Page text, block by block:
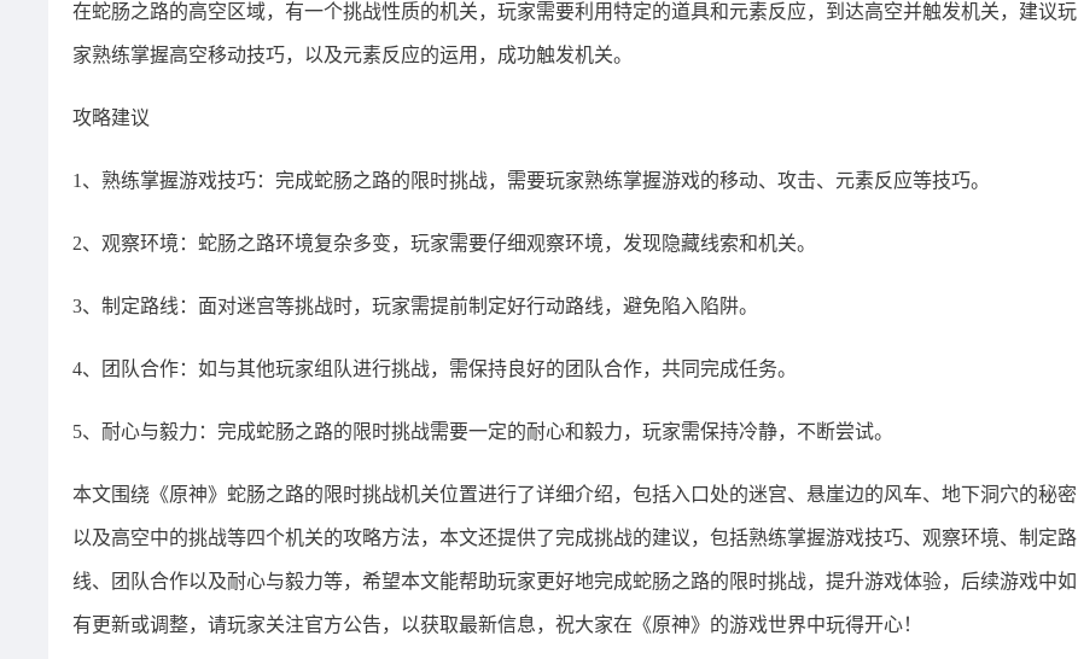
在蛇肠之路的高空区域，有一个挑战性质的机关，玩家需要利用特定的道具和元素反应，到达高空并触发机关，建议玩
家熟练掌握高空移动技巧，以及元素反应的运用，成功触发机关。
攻略建议
1、熟练掌握游戏技巧：完成蛇肠之路的限时挑战，需要玩家熟练掌握游戏的移动、攻击、元素反应等技巧。
2、观察环境：蛇肠之路环境复杂多变，玩家需要仔细观察环境，发现隐藏线索和机关。
3、制定路线：面对迷宫等挑战时，玩家需提前制定好行动路线，避免陷入陷阱。
4、团队合作：如与其他玩家组队进行挑战，需保持良好的团队合作，共同完成任务。
5、耐心与毅力：完成蛇肠之路的限时挑战需要一定的耐心和毅力，玩家需保持冷静，不断尝试。
本文围绕《原神》蛇肠之路的限时挑战机关位置进行了详细介绍，包括入口处的迷宫、悬崖边的风车、地下洞穴的秘密
以及高空中的挑战等四个机关的攻略方法，本文还提供了完成挑战的建议，包括熟练掌握游戏技巧、观察环境、制定路
线、团队合作以及耐心与毅力等，希望本文能帮助玩家更好地完成蛇肠之路的限时挑战，提升游戏体验，后续游戏中如
有更新或调整，请玩家关注官方公告，以获取最新信息，祝大家在《原神》的游戏世界中玩得开心！